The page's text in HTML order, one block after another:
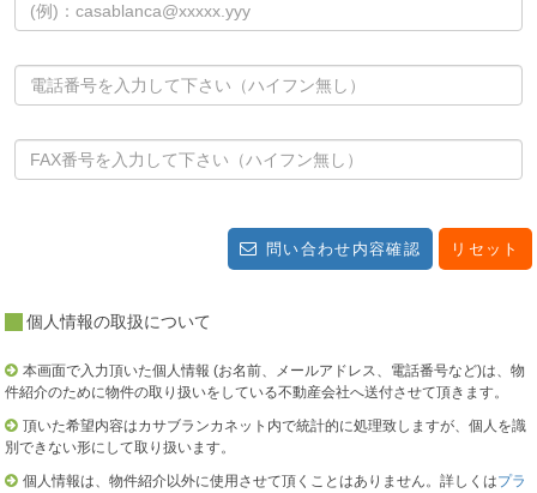
問い合わせ内容確認 リセット
個人情報の取扱について
本画面で入力頂いた個人情報 (お名前、メールアドレス、電話番号など)は、物
件紹介のために物件の取り扱いをしている不動産会社へ送付させて頂きます。
頂いた希望内容はカサブランカネット内で統計的に処理致しますが、個人を識
別できない形にして取り扱います。
個人情報は、物件紹介以外に使用させて頂くことはありません。詳しくはプラ